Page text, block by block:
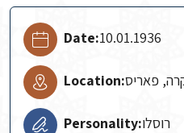
Date:10.01.1936
Location:פאריס
Personality:רוסלו